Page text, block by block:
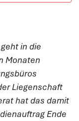
in die
Monaten
Liegenschaft
hat das damit
Ende